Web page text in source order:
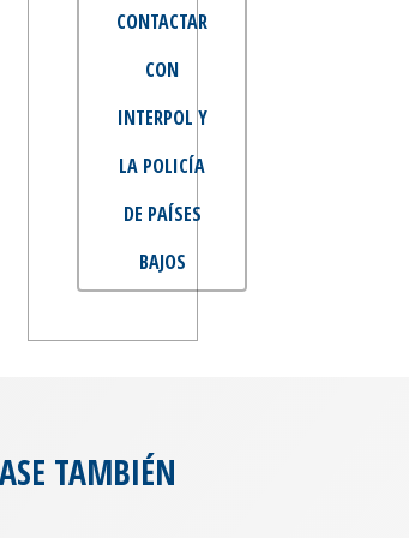
CONTACTAR
CON
INTERPOL Y
LA POLICÍA
DE PAÍSES
BAJOS
TAMBIÉN